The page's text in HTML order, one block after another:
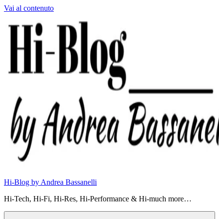
Vai al contenuto
Hi-Blog by Andrea Bassanelli
Hi-Tech, Hi-Fi, Hi-Res, Hi-Performance & Hi-much more…